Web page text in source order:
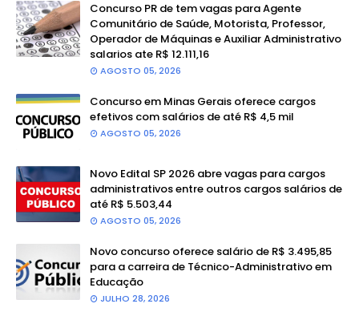
Concurso PR de tem vagas para Agente
Comunitário de Saúde, Motorista, Professor,
Operador de Máquinas e Auxiliar Administrativo
salarios ate R$ 12.111,16
AGOSTO 05, 2026
Concurso em Minas Gerais oferece cargos
efetivos com salários de até R$ 4,5 mil
AGOSTO 05, 2026
Novo Edital SP 2026 abre vagas para cargos
administrativos entre outros cargos salários de
até R$ 5.503,44
AGOSTO 05, 2026
Novo concurso oferece salário de R$ 3.495,85
para a carreira de Técnico-Administrativo em
Educação
JULHO 28, 2026